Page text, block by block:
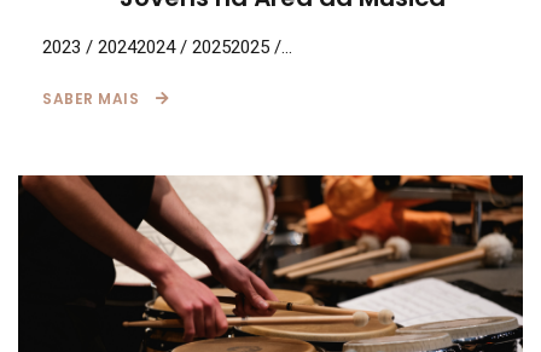
2023 / 20242024 / 20252025 /...
SABER MAIS